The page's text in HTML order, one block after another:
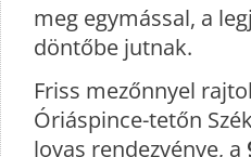
meg egymással, a
döntőbe jutnak.
Friss mezőnnyel
Óriáspince-tetőn
lovas rendezvénye, a